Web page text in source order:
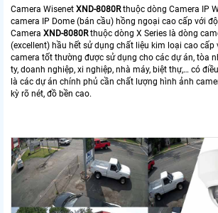
Camera Wisenet XND-8080Rthuộc dòng Camera IP
camera IP Dome (bán cầu) hồng ngoại cao cấp với
Camera XND-8080R thuộc dòng X Series là dòng
(excellent) hầu hết sử dụng chất liệu kim loại cao cấp
camera tốt thường được sử dụng cho các dự án, tòa
ty, doanh nghiệp, xi nghiệp, nhà máy, biệt thự,… có
là các dự án chính phủ cần chất lượng hình ảnh
kỳ rõ nét, đồ bền cao.